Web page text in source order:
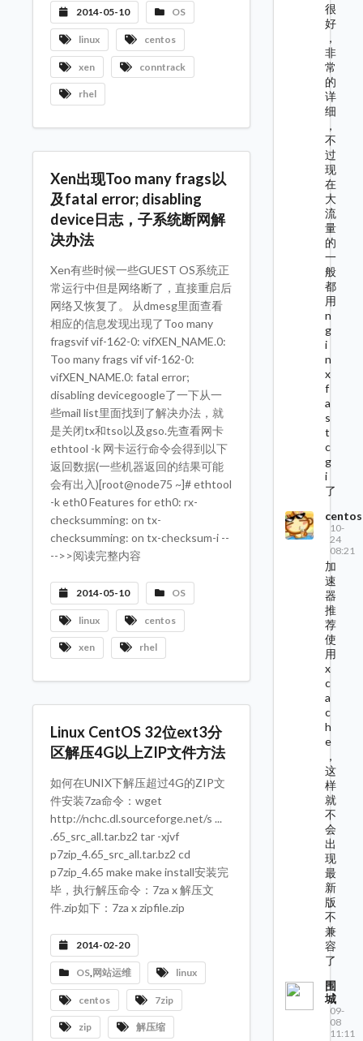
2014-05-10 OS
linux centos
xen conntrack
rhel
Xen出现Too many frags以
及fatal error; disabling
device日志，子系统断网解
决办法
Xen有些时候一些GUEST OS系统正
常运行中但是网络断了，直接重启后
网络又恢复了。 从dmesg里面查看
相应的信息发现出现了Too many
fragsvif vif-162-0: vifXEN_NAME.0:
Too many frags vif vif-162-0:
vifXEN_NAME.0: fatal error;
disabling devicegoogle了一下从一
些mail list里面找到了解决办法，就
是关闭tx和tso以及gso.先查看网卡
ethtool -k 网卡运行命令会得到以下
返回数据(一些机器返回的结果可能
会有出入)[root@node75 ~]# ethtool
-k eth0 Features for eth0: rx-
checksumming: on tx-
checksumming: on tx-checksum-i --
-->>阅读完整内容
2014-05-10 OS
linux centos
xen rhel
Linux CentOS 32位ext3分
区解压4G以上ZIP文件方法
如何在UNIX下解压超过4G的ZIP文
件安装7za命令：wget
http://nchc.dl.sourceforge.net/s ...
.65_src_all.tar.bz2 tar -xjvf
p7zip_4.65_src_all.tar.bz2 cd
p7zip_4.65 make make install安装完
毕，执行解压命令：7za x 解压文
件.zip如下：7za x zipfile.zip
2014-02-20
OS 网站运维 linux
centos 7zip
zip 解压缩
很
好
，
非
常
的
详
细
，
不
过
现
在
大
流
量
的
一
般
都
用
n
g
i
n
x
f
a
s
t
c
g
i
了
centos
10-
24
08:21
加
速
器
推
荐
使
用
x
c
a
c
h
e
，
这
样
就
不
会
出
现
最
新
版
不
兼
容
了
围
城
09-
08
11:11